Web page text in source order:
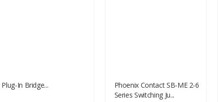
Plug-In Bridge...
Phoenix Contact SB-ME 2-6
Series Switching Ju...